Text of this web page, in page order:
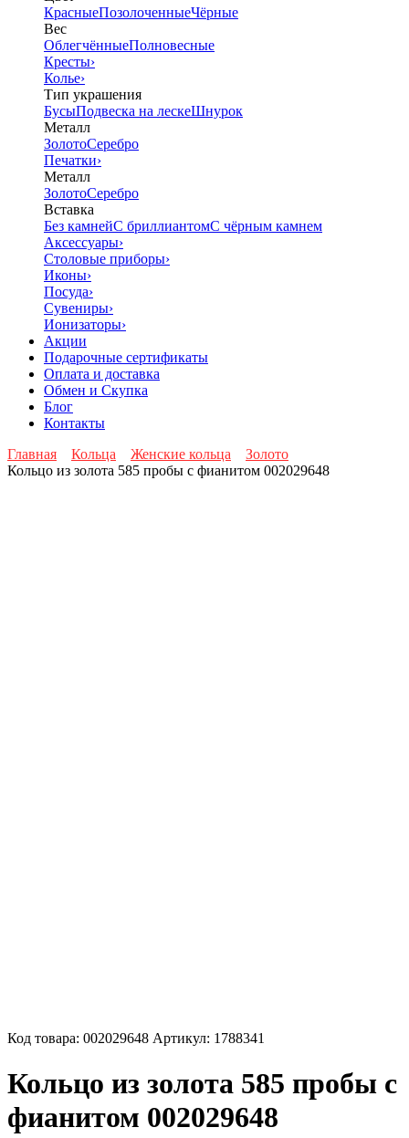
КрасныеПозолоченныеЧёрные
Вес
ОблегчённыеПолновесные
Кресты›
Колье›
Тип украшения
БусыПодвеска на лескеШнурок
Металл
ЗолотоСеребро
Печатки›
Металл
ЗолотоСеребро
Вставка
Без камнейС бриллиантомС чёрным камнем
Аксессуары›
Столовые приборы›
Иконы›
Посуда›
Сувениры›
Ионизаторы›
Акции
Подарочные сертификаты
Оплата и доставка
Обмен и Скупка
Блог
Контакты
Главная
Кольца Женские кольца
Золото
Кольцо из золота 585 пробы с фианитом 002029648
Код товара: 002029648 Артикул: 1788341
Кольцо из золота 585 пробы с
фианитом 002029648